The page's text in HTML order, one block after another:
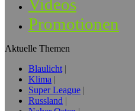
Videos
Promotionen
Aktuelle Themen
Blaulicht
Klima
Super League
Russland